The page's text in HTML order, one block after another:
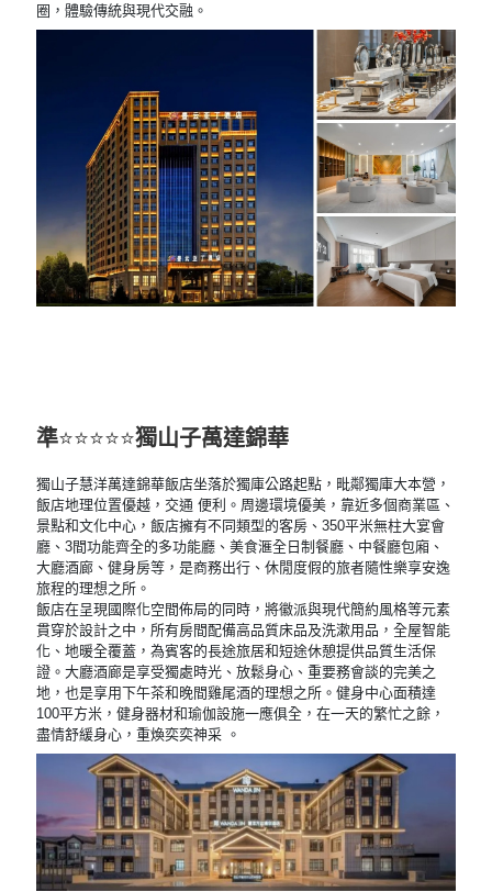
圈，體驗傳統與現代交融。
準⭐⭐⭐⭐⭐獨山子萬達錦華
獨山子慧洋萬達錦華飯店坐落於獨庫公路起點，毗鄰獨庫大本營，
飯店地理位置優越，交通 便利。周邊環境優美，靠近多個商業區、
景點和文化中心，飯店擁有不同類型的客房、350平米無柱大宴會
廳、3間功能齊全的多功能廳、美食滙全日制餐廳、中餐廳包廂、
大廳酒廊、健身房等，是商務出行、休閒度假的旅者隨性樂享安逸
旅程的理想之所。
飯店在呈現國際化空間佈局的同時，將徽派與現代簡約風格等元素
貫穿於設計之中，所有房間配備高品質床品及洗漱用品，全屋智能
化、地暖全覆蓋，為賓客的長途旅居和短途休憩提供品質生活保
證。大廳酒廊是享受獨處時光、放鬆身心、重要務會談的完美之
地，也是享用下午茶和晚間雞尾酒的理想之所。健身中心面積達
100平方米，健身器材和瑜伽設施一應俱全，在一天的繁忙之餘，
盡情舒緩身心，重煥奕奕神采 。